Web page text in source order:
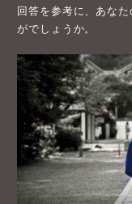
回答を参考に、あな
がでしょうか。